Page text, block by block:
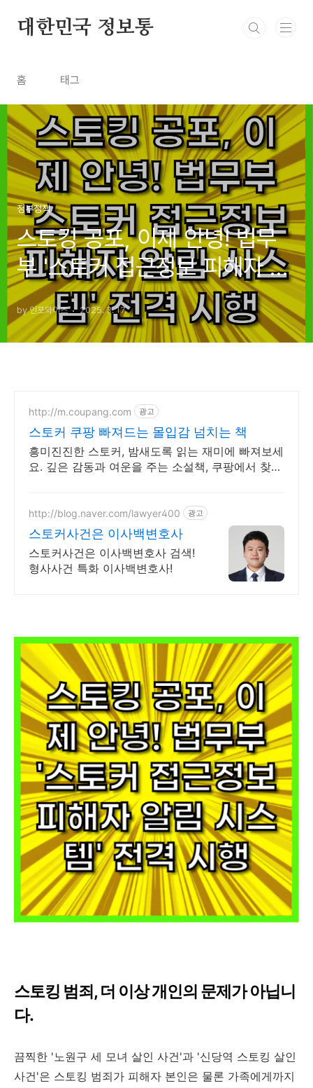
대한민국 정보통
홈 태그
정부정책
스토킹 공포, 이제 안녕! 법무
부 '스토커 접근정보 피해자 알
림 시스템' 전격 시행
by 인포와이즈 2025. 3. 17.
http://m.coupang.com 광고
스토커 쿠팡 빠져드는 몰입감 넘치는 책
흥미진진한 스토커, 밤새도록 읽는 재미에 빠져보세
요. 깊은 감동과 여운을 주는 소설책, 쿠팡에서 찾아
http://blog.naver.com/lawyer400 광고
스토커사건은 이사백변호사
스토커사건은 이사백변호사 검색!
형사사건 특화 이사백변호사!
스토킹 범죄, 더 이상 개인의 문제가 아닙니
다.
끔찍한 '노원구 세 모녀 살인 사건'과 '신당역 스토킹 살인
사건'은 스토킹 범죄가 피해자 본인은 물론 가족에게까지